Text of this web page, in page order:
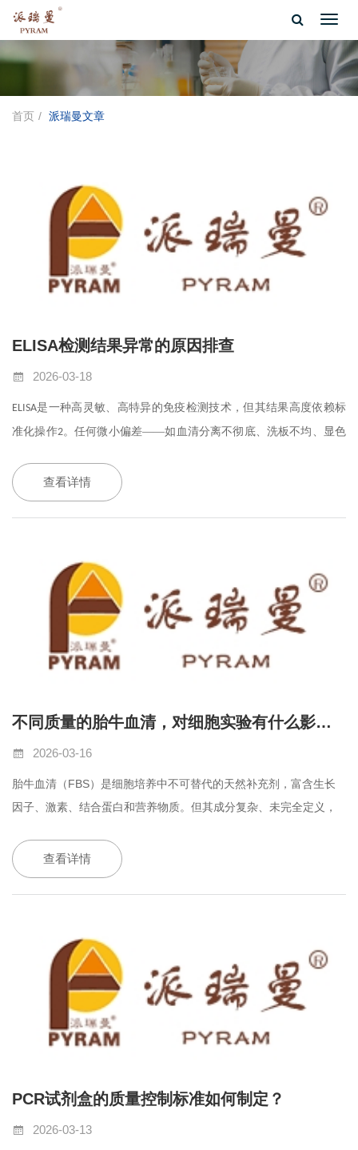
首页 派瑞曼文章
ELISA检测结果异常的原因排查
2026-03-18
ELISA是一种高灵敏、高特异的免疫检测技术，但其结果高度依赖标
准化操作2。任何微小偏差——如血清分离不彻底、洗板不均、显色
果。临床实践中，约
70%
失误。
查看详情
不同质量的胎牛血清，对细胞实验有什么影响？
2026-03-16
胎牛血清（FBS）是细胞培养中不可替代的天然补充剂，富含生长
因子、激素、结合蛋白和营养物质。但其成分复杂、未完全定义，
在显著异质性。
查看详情
PCR试剂盒的质量控制标准如何制定？
2026-03-13